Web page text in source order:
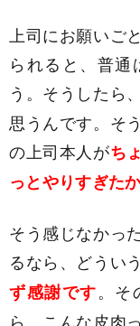
上司にお願いご
られると、普通
う。そうしたら
思うんです。そ
の上司本人がち
っとやりすぎた
そう感じなかっ
るなら、どうい
ず感謝です。そ
ら、こんな皮肉